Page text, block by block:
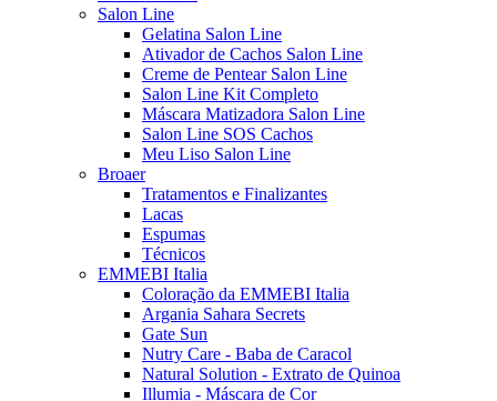
Salon Line
Gelatina Salon Line
Ativador de Cachos Salon Line
Creme de Pentear Salon Line
Salon Line Kit Completo
Máscara Matizadora Salon Line
Salon Line SOS Cachos
Meu Liso Salon Line
Broaer
Tratamentos e Finalizantes
Lacas
Espumas
Técnicos
EMMEBI Italia
Coloração da EMMEBI Italia
Argania Sahara Secrets
Gate Sun
Nutry Care - Baba de Caracol
Natural Solution - Extrato de Quinoa
Illumia - Máscara de Cor